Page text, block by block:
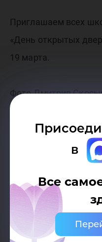
в
Все
Приглашаем всех
«День открытых
19 марта.
Фото Дмитрия